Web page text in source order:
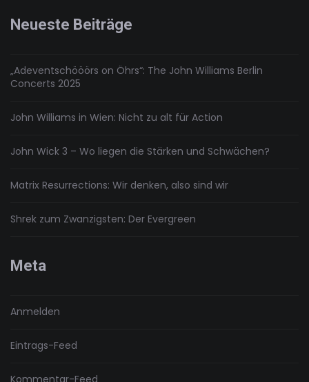
Neueste Beiträge
„Adeventschööörs on Öhrs“: The John Williams Berlin
Concerts 2025
John Williams in Wien: Nicht zu alt für Action
John Wick 3 – Wo liegen die Stärken und Schwächen?
Matrix Resurrections: Wir denken, also sind wir
Shrek zum Zwanzigsten: Der Evergreen
Meta
Anmelden
Eintrags-Feed